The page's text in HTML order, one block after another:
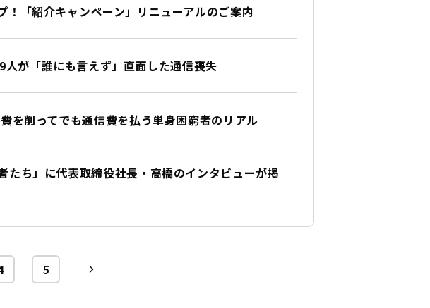
！「紹介キャンペーン」リニューアルのご案内
が「誰にも言えず」直面した通信喪失
を削ってでも通信費を払う単身困窮者のリアル
たち」に代表取締役社長・高橋のインタビューが掲
5